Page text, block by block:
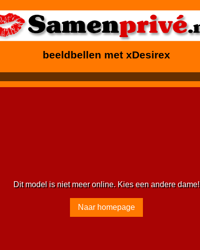
beeldbellen met xDesirex
Dit model is niet meer online. Kies een andere dame!
Naar homepage